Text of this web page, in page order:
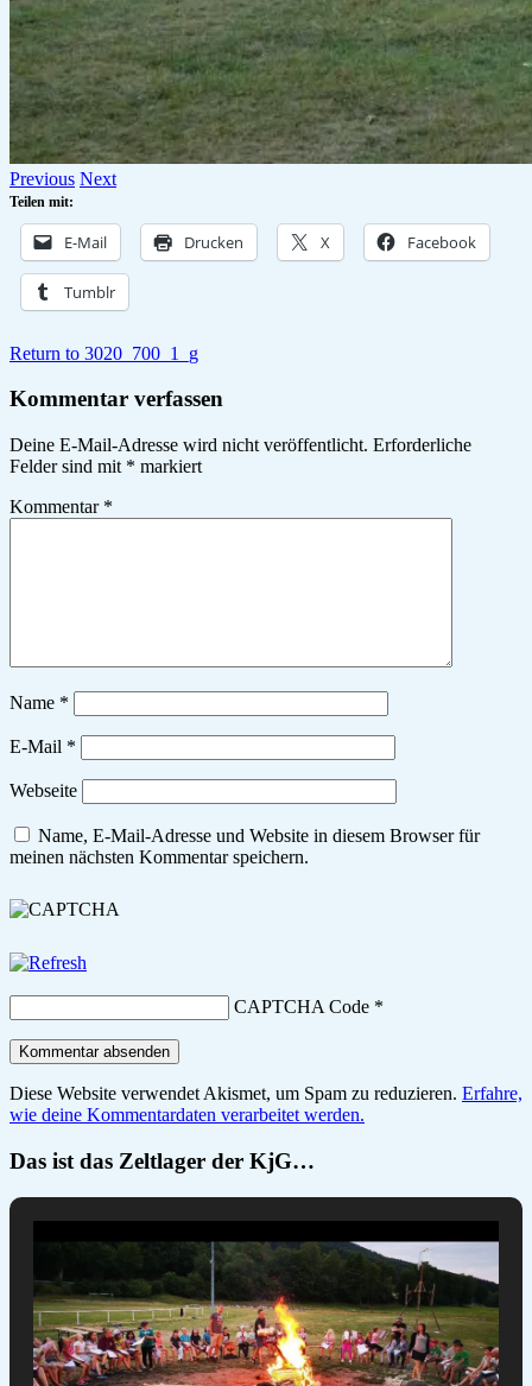
Previous Next
Teilen mit:
E-Mail Drucken X Facebook
Tumblr
Return to 3020_700_1_g
Kommentar verfassen
Deine E-Mail-Adresse wird nicht veröffentlicht. Erforderliche
Felder sind mit * markiert
Kommentar *
Name *
E-Mail *
Webseite
Name, E-Mail-Adresse und Website in diesem Browser für
meinen nächsten Kommentar speichern.
CAPTCHA Code *
Diese Website verwendet Akismet, um Spam zu reduzieren. Erfahre,
wie deine Kommentardaten verarbeitet werden.
Das ist das Zeltlager der KjG…